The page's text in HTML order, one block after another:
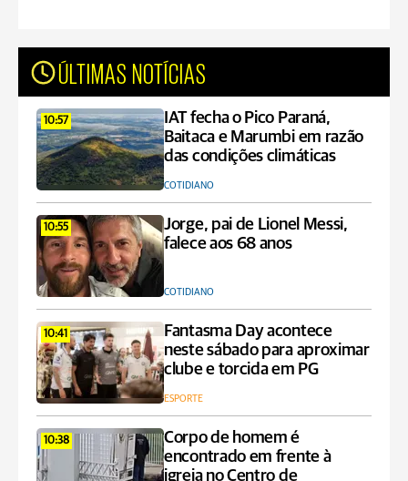
ÚLTIMAS NOTÍCIAS
10:57
IAT fecha o Pico Paraná,
Baitaca e Marumbi em razão
das condições climáticas
COTIDIANO
10:55
Jorge, pai de Lionel Messi,
falece aos 68 anos
COTIDIANO
10:41
Fantasma Day acontece
neste sábado para aproximar
clube e torcida em PG
ESPORTE
10:38
Corpo de homem é
encontrado em frente à
igreja no Centro de